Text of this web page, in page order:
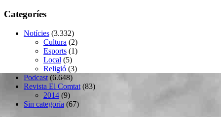
Categoríes
Notícies (3.332)
Cultura (2)
Esports (1)
Local (5)
Religió (3)
Podcast (6.648)
Revista El Comtat (83)
2014 (9)
Sin categoría (67)